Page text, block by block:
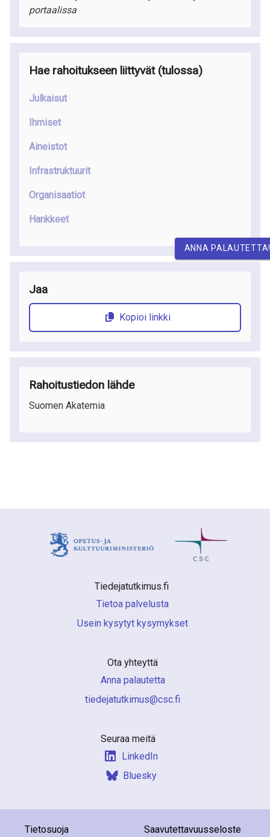
portaalissa
Hae rahoitukseen liittyvät (tulossa)
Julkaisut
Ihmiset
Aineistot
Infrastruktuurit
Organisaatiot
Hankkeet
Jaa
Kopioi linkki
Rahoitustiedon lähde
Suomen Akatemia
Tiedejatutkimus.fi
Tietoa palvelusta
Usein kysytyt kysymykset
Ota yhteyttä
Anna palautetta
if.csc@sumiktutajedeit
Seuraa meitä
LinkedIn
Bluesky
Tietosuoja Saavutettavuusseloste
ANNA PALAUTETTA!